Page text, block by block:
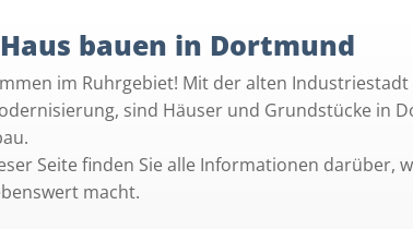
bauen in Dortmund
im Ruhrgebiet! Mit der alten
sind Häuser und Grundstücke in
Seite finden Sie alle Informationen darüber,
macht.